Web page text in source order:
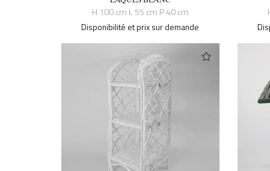
H 100 cm L 55 cm P 40 cm
Disponibilité et prix sur demande